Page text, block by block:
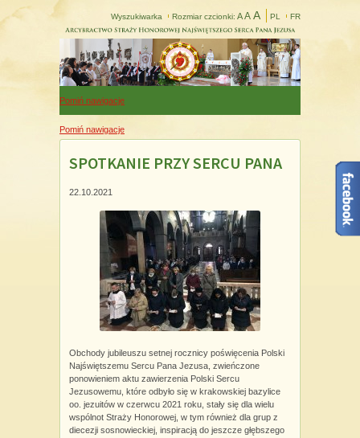
Wyszukiwarka Rozmiar czcionki: A A A PL FR
Pomiń nawigacje
Pomiń nawigacje
SPOTKANIE PRZY SERCU PANA
22.10.2021
Obchody jubileuszu setnej rocznicy poświęcenia Polski
Najświętszemu Sercu Pana Jezusa, zwieńczone
ponowieniem aktu zawierzenia Polski Sercu
Jezusowemu, które odbyło się w krakowskiej bazylice
oo. jezuitów w czerwcu 2021 roku, stały się dla wielu
wspólnot Straży Honorowej, w tym również dla grup z
diecezji sosnowieckiej, inspiracją do jeszcze głębszego